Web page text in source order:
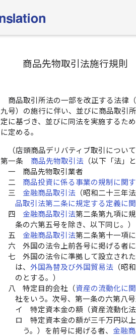
商品先物取引法施行規則
商品取引所法の一部を改正する法律
九号）の施行に伴い、並びに商品取引
定に基づき、並びに同法を実施するた
に定める。
（店頭商品デリバティブ取引につい
第一条
商品先物取引法（以下「法」
一
商品先物取引業者
二
商品投資に係る事業の規制に関
三
金融商品取引法 （昭和二十三年
品取引法第二条に規定する定義に
四
金融商品取引法第二条第九項に
条の六第五号を除き、以下同じ。）
五
金融商品取引法第二条第十一項
六
外国の法令上前各号に掲げる者
七
外国の法令に準拠して設立され
は、外国為替及び外国貿易法 （昭
のとする。）
八
特定目的会社（資産の流動化に
社をいう。次号、第一条の六第八
イ
特定資本金の額（資産流動化
ロ
特定資本金の額が三千万円以
う。）を前号に掲げる者、 金融